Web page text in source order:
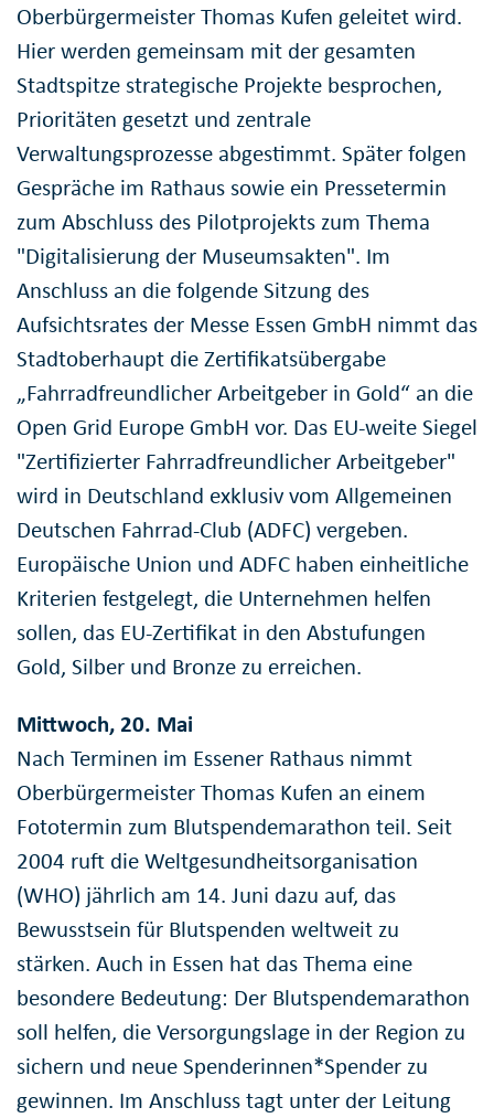
Oberbürgermeister Thomas Kufen geleitet wird.
Hier werden gemeinsam mit der gesamten
Stadtspitze strategische Projekte besprochen,
Prioritäten gesetzt und zentrale
Verwaltungsprozesse abgestimmt. Später folgen
Gespräche im Rathaus sowie ein Pressetermin
zum Abschluss des Pilotprojekts zum Thema
"Digitalisierung der Museumsakten". Im
Anschluss an die folgende Sitzung des
Aufsichtsrates der Messe Essen GmbH nimmt das
Stadtoberhaupt die Zertifikatsübergabe
„Fahrradfreundlicher Arbeitgeber in Gold“ an die
Open Grid Europe GmbH vor. Das EU-weite Siegel
"Zertifizierter Fahrradfreundlicher Arbeitgeber"
wird in Deutschland exklusiv vom Allgemeinen
Deutschen Fahrrad-Club (ADFC) vergeben.
Europäische Union und ADFC haben einheitliche
Kriterien festgelegt, die Unternehmen helfen
sollen, das EU-Zertifikat in den Abstufungen
Gold, Silber und Bronze zu erreichen.
Mittwoch, 20. Mai
Nach Terminen im Essener Rathaus nimmt
Oberbürgermeister Thomas Kufen an einem
Fototermin zum Blutspendemarathon teil. Seit
2004 ruft die Weltgesundheitsorganisation
(WHO) jährlich am 14. Juni dazu auf, das
Bewusstsein für Blutspenden weltweit zu
stärken. Auch in Essen hat das Thema eine
besondere Bedeutung: Der Blutspendemarathon
soll helfen, die Versorgungslage in der Region zu
sichern und neue Spenderinnen*Spender zu
gewinnen. Im Anschluss tagt unter der Leitung